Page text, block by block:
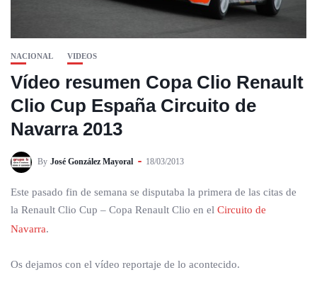
NACIONAL VIDEOS
Vídeo resumen Copa Clio Renault
Clio Cup España Circuito de
Navarra 2013
By José González Mayoral 18/03/2013
Este pasado fin de semana se disputaba la primera de las citas de
la Renault Clio Cup – Copa Renault Clio en el Circuito de
Navarra.
Os dejamos con el vídeo reportaje de lo acontecido.